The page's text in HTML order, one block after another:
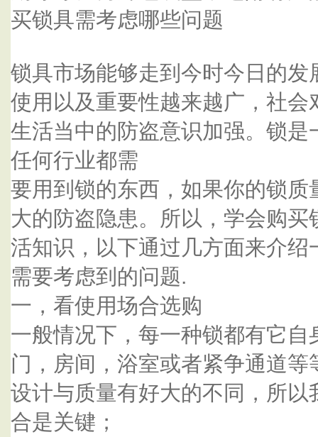
买锁具需考虑哪些问题
锁具市场能够走到今时今日的
使用以及重要性越来越广，社
生活当中的防盗意识加强。锁
任何行业都需
要用到锁的东西，如果你的锁
大的防盗隐患。所以，学会购
活知识，以下通过几方面来介
需要考虑到的问题.
一，看使用场合选购
一般情况下，每一种锁都有它
门，房间，浴室或者紧争通道
设计与质量有好大的不同，所
合是关键；